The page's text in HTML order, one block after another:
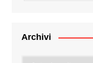
Archivi